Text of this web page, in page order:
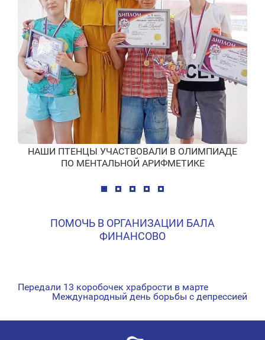
НАШИ ПТЕНЦЫ УЧАСТВОВАЛИ В ОЛИМПИАДЕ
ПО МЕНТАЛЬНОЙ АРИФМЕТИКЕ
ПОМОЧЬ В ОРГАНИЗАЦИИ БАЛА
ФИНАНСОВО
НАВИГАЦИЯ
Передали 13 коробочек храбрости в марте
Международный день борьбы с депрессией